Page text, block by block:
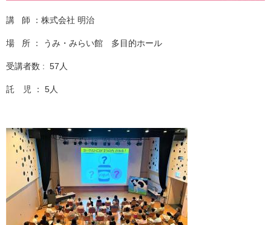
講 師 ：株式会社 明治
場 所 ： うみ・みらい館 多目的ホール
受講者数 : 57人
託 児 ： 5人